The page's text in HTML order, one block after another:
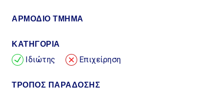
ΑΡΜΟΔΙΟ TMHMA
ΚΑΤΗΓΟΡΙΑ
Ιδιώτης Επιχείρηση
ΤΡΟΠΟΣ ΠΑΡΑΔΟΣΗΣ